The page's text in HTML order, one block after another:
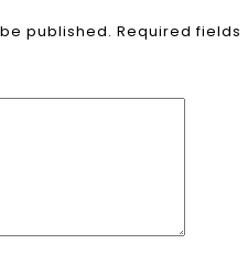
published. Required fields